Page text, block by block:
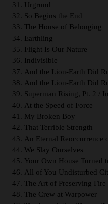
Urgrund
So Begins the End
The House of Belonging
Earthling
Flight Is Our Nature
Indivisible
And the Lion-Earth Did
And the Lion-Earth Did
Superman Rising, Pt. 2 /
At the Speed of Force
My Broken Boy
That Terrible Strength
An Eternal Reoccurrence
We Slay Ourselves
Your Own House Turned
All of You Undisturbed
The Art of Preserving Fire
The Crew at Warpower